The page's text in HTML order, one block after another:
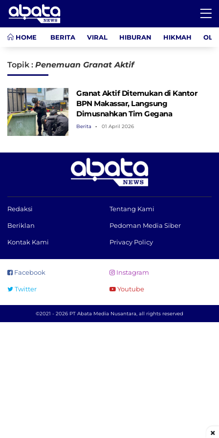
HOME BERITA VIRAL HIBURAN HIKMAH
Topik : Penemuan Granat Aktif
Granat Aktif Ditemukan di Kantor
BPN Makassar, Langsung
Dimusnahkan Tim Gegana
Berita 01 April 2026
Redaksi Tentang Kami
Beriklan Pedoman Media Siber
Kontak Kami Privacy Policy
Facebook Instagram
Twitter Youtube
©2021 - 2026 PT Abata Media Nusantara, all rights reserved
×